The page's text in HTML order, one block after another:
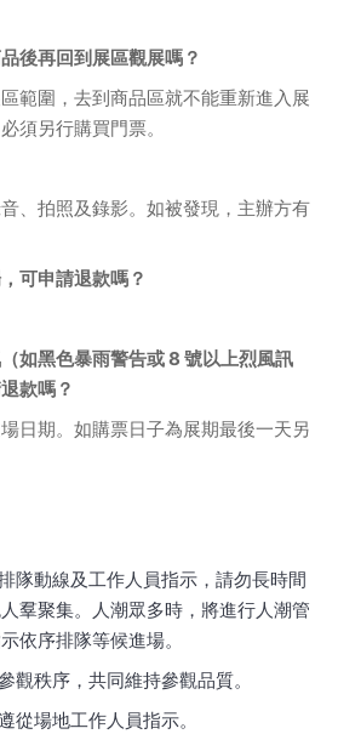
後再回到展區觀展嗎？
範圍，去到商品區就不能重新進入展
須另行購買門票。
、拍照及錄影。如被發現，主辦方有
可申請退款嗎？
如黑色暴雨警告或 8 號以上烈風訊
款嗎？
日期。如購票日子為展期最後一天另
隊動線及工作人員指示，請勿長時間
羣聚集。人潮眾多時，將進行人潮管
依序排隊等候進場。
觀秩序，共同維持參觀品質。
從場地工作人員指示。